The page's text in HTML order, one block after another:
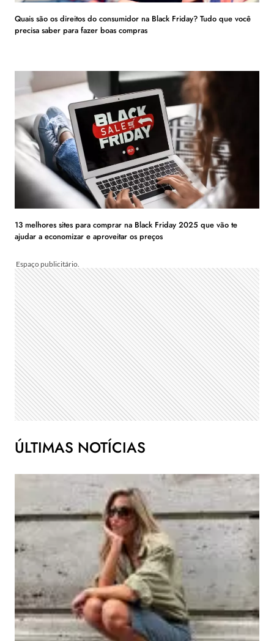
Quais são os direitos do consumidor na Black Friday? Tudo que você
precisa saber para fazer boas compras
13 melhores sites para comprar na Black Friday 2025 que vão te
ajudar a economizar e aproveitar os preços
ÚLTIMAS NOTÍCIAS